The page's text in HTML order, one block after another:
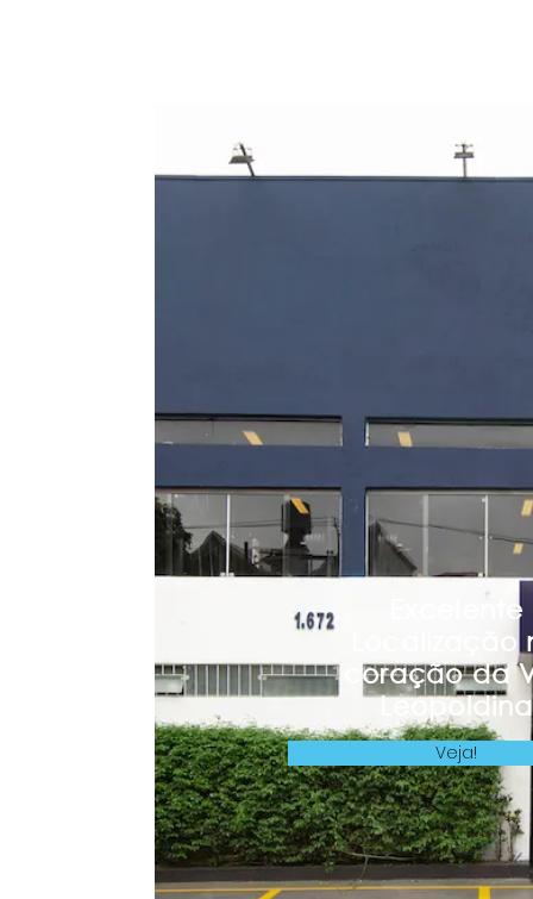
Excelente
Localização
coração da
Leopoldina
Veja!